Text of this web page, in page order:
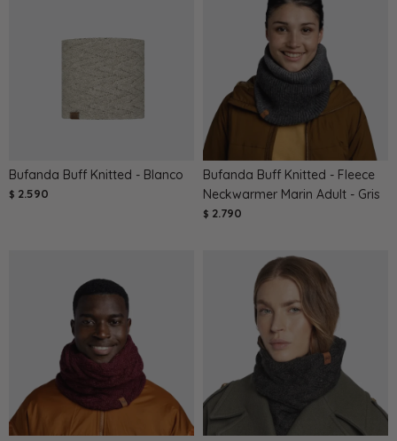
Bufanda Buff Knitted - Blanco
$ 2.590
Bufanda Buff Knitted - Fleece
Neckwarmer Marin Adult - Gris
$ 2.790